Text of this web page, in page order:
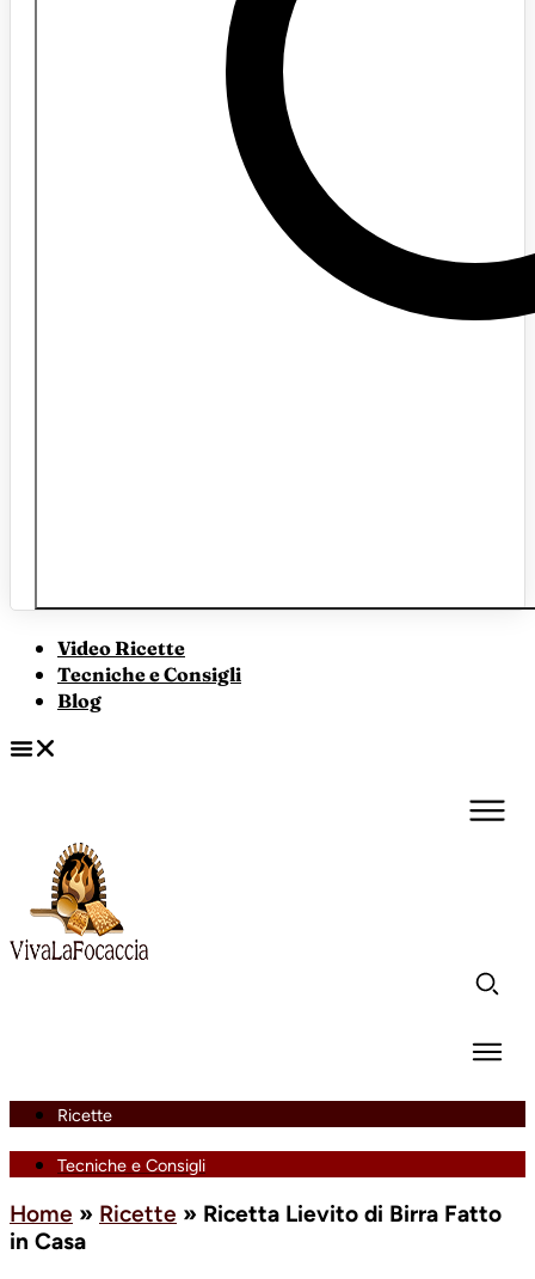
Video Ricette
Tecniche e Consigli
Blog
Ricette
Tecniche e Consigli
Home » Ricette » Ricetta Lievito di Birra Fatto
in Casa